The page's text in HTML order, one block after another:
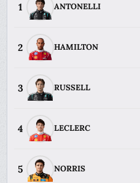
1 ANTONELLI
2 HAMILTON
3 RUSSELL
4 LECLERC
5 NORRIS